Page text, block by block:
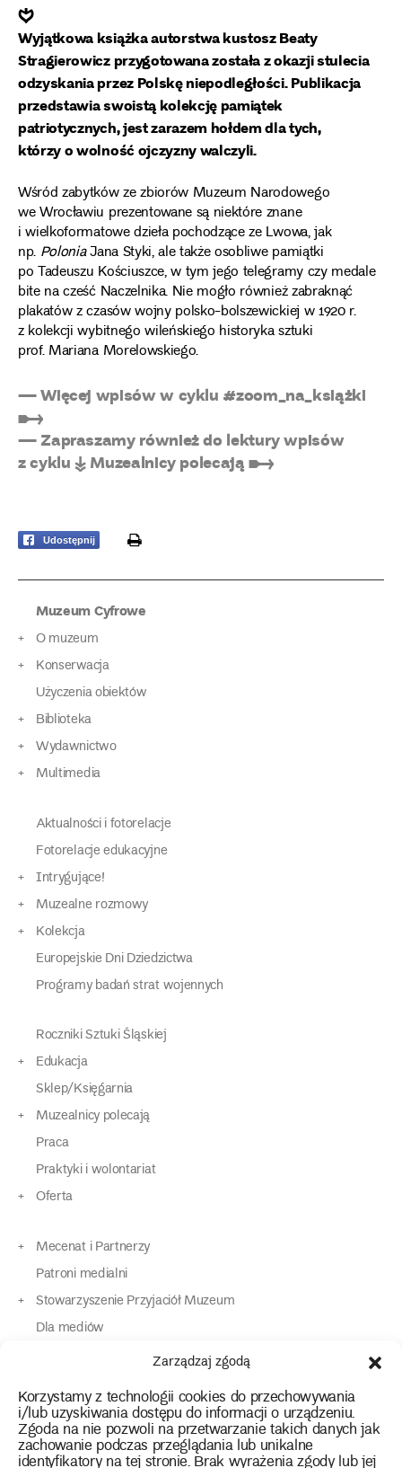
Zarządzaj zgodą
Korzystamy z technologii cookies do przechowywania
i/lub uzyskiwania dostępu do informacji o urządzeniu.
Zgoda na nie pozwoli na przetwarzanie takich danych jak
zachowanie podczas przeglądania lub unikalne
identyfikatory na tej stronie. Brak wyrażenia zgody lub jej
❦
Wyjątkowa książka autorstwa kustosz Beaty
Stragierowicz przygotowana została z okazji stulecia
odzyskania przez Polskę niepodległości. Publikacja
przedstawia swoistą kolekcję pamiątek
patriotycznych, jest zarazem hołdem dla tych,
którzy o wolność ojczyzny walczyli.
Wśród zabytków ze zbiorów Muzeum Narodowego
we Wrocławiu prezentowane są niektóre znane
i wielkoformatowe dzieła pochodzące ze Lwowa, jak
np. PoloniaJana Styki, ale także osobliwe pamiątki
po Tadeuszu Kościuszce, w tym jego telegramy czy medale
bite na cześć Naczelnika. Nie mogło również zabraknąć
plakatów z czasów wojny polsko­-bolszewickiej w 1920 r.
z kolekcji wybitnego wileńskiego historyka sztuki
prof. Mariana Morelowskiego.
— Więcej wpisów w cyklu #zoom_na_książki
➸
— Zapraszamy również do lektury wpisów
z cyklu ↡ Muzealnicy polecają ➸
Udostępnij print
Muzeum Cyfrowe
O muzeum
Konserwacja
Użyczenia obiektów
Biblioteka
Wydawnictwo
Multimedia
Aktualności i fotorelacje
Fotorelacje edukacyjne
Intrygujące!
Muzealne rozmowy
Kolekcja
Europejskie Dni Dziedzictwa
Programy badań strat wojennych
Roczniki Sztuki Śląskiej
Edukacja
Sklep/Księgarnia
Muzealnicy polecają
Praca
Praktyki i wolontariat
Oferta
Mecenat i Partnerzy
Patroni medialni
Stowarzyszenie Przyjaciół Muzeum
Dla mediów
Dla osób o specjalnych potrzebach
Kontakt
instagram
twitterfacebookyoutube
tiktok